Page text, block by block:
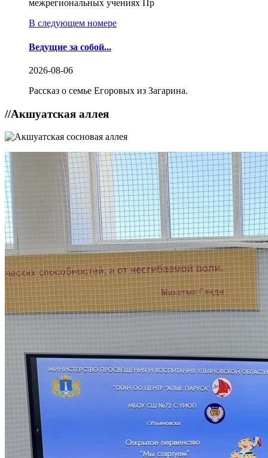
межрегиональных учениях Пр
В следующем номере
Ведущие за собой...
2026-08-06
Рассказ о семье Егоровых из Загарина.
//Акшуатская аллея